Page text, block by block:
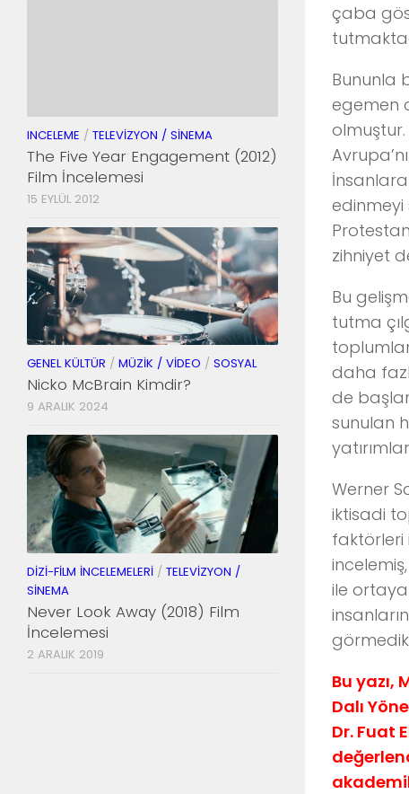
çaba
Bununla
egemen
edinmeyi
zihniyet
Bu
tutma
daha
de
sunulan
Werner
iktisadi
faktörleri
ile
Bu
Dalı
Dr. Fuat
INCELEME / TELEVIZYON / SINEMA
The Five Year Engagement (2012)
Film İncelemesi
15 EYLÜL 2012
GENEL KÜLTÜR / MÜZIK / VIDEO / SOSYAL
Nicko McBrain Kimdir?
9 ARALIK 2024
DIZI-FILM İNCELEMELERI / TELEVIZYON /
SINEMA
Never Look Away (2018) Film
İncelemesi
2 ARALIK 2019